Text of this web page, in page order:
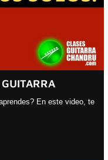
En este video, te